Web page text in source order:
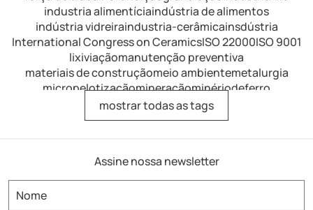
industria alimentíciaindústria de alimentos
indústria vidreiraindustria-cerâmicainsdústria
International Congress on CeramicsISO 22000ISO 9001
lixiviaçãomanutenção preventiva
materiais de construçãomeio ambientemetalurgia
micropelotizaçãomineraçãominériodeferro
minérios de ferromisturamistura de fertilizantes
mistura intensivamistura-industrialmisturador
misturador para argamassamisturador para fertilizantes
misturador para refratáriosmisturador-eirich
misturador-industrial
mostrar todas as tags
Assine nossa newsletter